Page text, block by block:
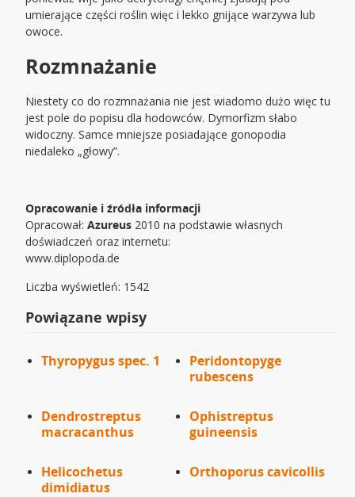
umierające części roślin więc i lekko gnijące warzywa lub
owoce.
Rozmnażanie
Niestety co do rozmnażania nie jest wiadomo dużo więc tu
jest pole do popisu dla hodowców. Dymorfizm słabo
widoczny. Samce mniejsze posiadające gonopodia
niedaleko „głowy”.
Opracowanie i źródła informacji
Opracował:Azureus 2010 na podstawie własnych
doświadczeń oraz internetu:
www.diplopoda.de
Liczba wyświetleń: 1542
Powiązane wpisy
Thyropygus spec. 1
Peridontopyge
rubescens
Dendrostreptus
macracanthus
Ophistreptus
guineensis
Helicochetus
dimidiatus
Orthoporus cavicollis